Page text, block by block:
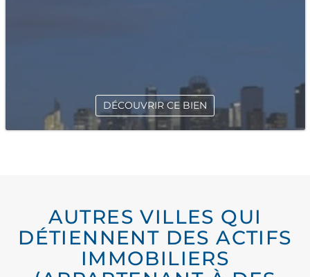
DÉCOUVRIR CE BIEN
AUTRES VILLES QUI
DÉTIENNENT DES ACTIFS
IMMOBILIERS